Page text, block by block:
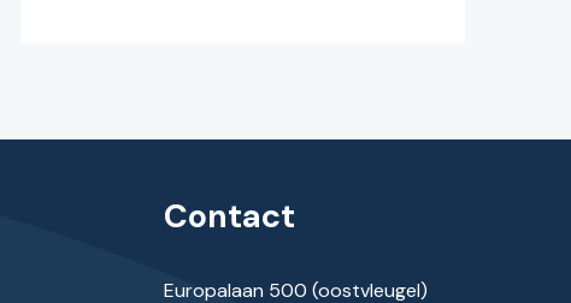
Contact
Europalaan 500 (oostvleugel)